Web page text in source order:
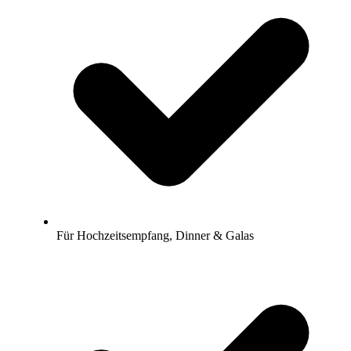
Für Hochzeitsempfang, Dinner & Galas